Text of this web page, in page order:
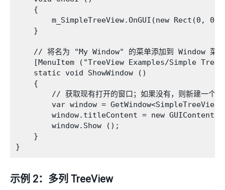
    {
m_SimpleTreeView.OnGUI(new Rect(0, 0,
    }
    // 将名为 "My Window" 的菜单添加到 Window 菜单
[MenuItem ("TreeView Examples/Simple Tree
    static void ShowWindow ()
    {
// 获取现有打开的窗口；如果没有，则新建一个窗
var window =
window.titleContent = new GUIContent
        window.Show ();
    }
示例 2：多列 TreeView